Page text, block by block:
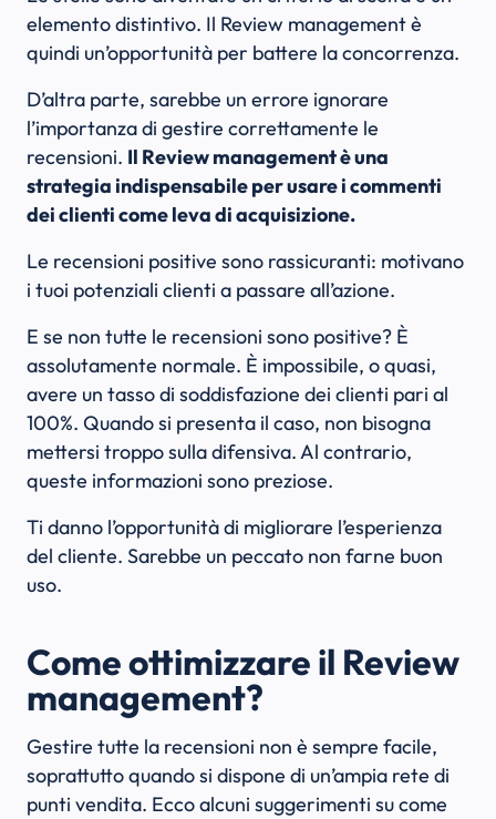
elemento distintivo. Il Review management è
quindi un’opportunità per battere la concorrenza.
D’altra parte, sarebbe un errore ignorare
l’importanza di gestire correttamente le
recensioni. Il Review management è una
strategia indispensabile per usare i commenti
dei clienti come leva di acquisizione.
Le recensioni positive sono rassicuranti: motivano
i tuoi potenziali clienti a passare all’azione.
E se non tutte le recensioni sono positive? È
assolutamente normale. È impossibile, o quasi,
avere un tasso di soddisfazione dei clienti pari al
100%. Quando si presenta il caso, non bisogna
mettersi troppo sulla difensiva. Al contrario,
queste informazioni sono preziose.
Ti danno l’opportunità di migliorare l’esperienza
del cliente. Sarebbe un peccato non farne buon
uso.
Come ottimizzare il Review
management?
Gestire tutte la recensioni non è sempre facile,
soprattutto quando si dispone di un’ampia rete di
punti vendita. Ecco alcuni suggerimenti su come